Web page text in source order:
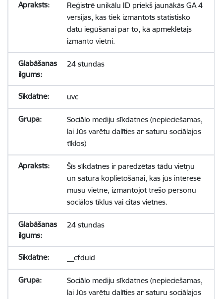
Reģistrē unikālu ID priekš jaunākās GA 4
versijas, kas tiek izmantots statistisko
datu iegūšanai par to, kā apmeklētājs
izmanto vietni.
24 stundas
uvc
Sociālo mediju sīkdatnes (nepieciešamas,
lai Jūs varētu dalīties ar saturu sociālajos
tīklos)
Šīs sīkdatnes ir paredzētas tādu vietņu
un satura koplietošanai, kas jūs interesē
mūsu vietnē, izmantojot trešo personu
sociālos tīklus vai citas vietnes.
24 stundas
__cfduid
Sociālo mediju sīkdatnes (nepieciešamas,
lai Jūs varētu dalīties ar saturu sociālajos